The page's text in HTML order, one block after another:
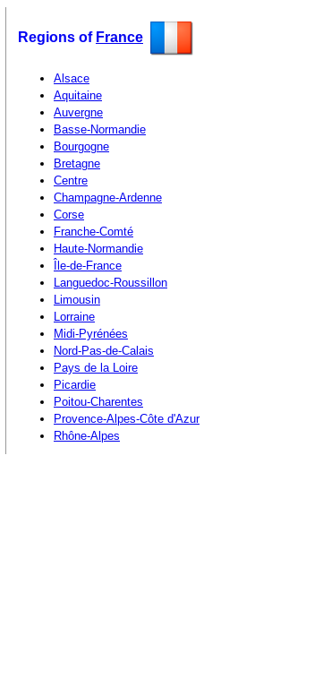
Regions of France
Alsace
Aquitaine
Auvergne
Basse-Normandie
Bourgogne
Bretagne
Centre
Champagne-Ardenne
Corse
Franche-Comté
Haute-Normandie
Île-de-France
Languedoc-Roussillon
Limousin
Lorraine
Midi-Pyrénées
Nord-Pas-de-Calais
Pays de la Loire
Picardie
Poitou-Charentes
Provence-Alpes-Côte d'Azur
Rhône-Alpes